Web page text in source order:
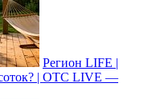
Регион LIFE |
соток? | ОТС LIVE —